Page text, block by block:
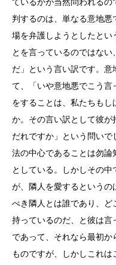
判するのは、単なる意地
場を弁護しようとしたとい
とを言っているのではな
だ」という言い訳です。
て、「いや意地悪でこう言
をすることは、私たちもし
か。その言い訳として彼が
だれですか」という問い
法の中心であることは勿論
としている。しかしその
が、隣人を愛するというの
べき隣人とは誰であり、ど
持っているのだ、と彼は言
であって、それなら最初か
ものですが、しかしこれ